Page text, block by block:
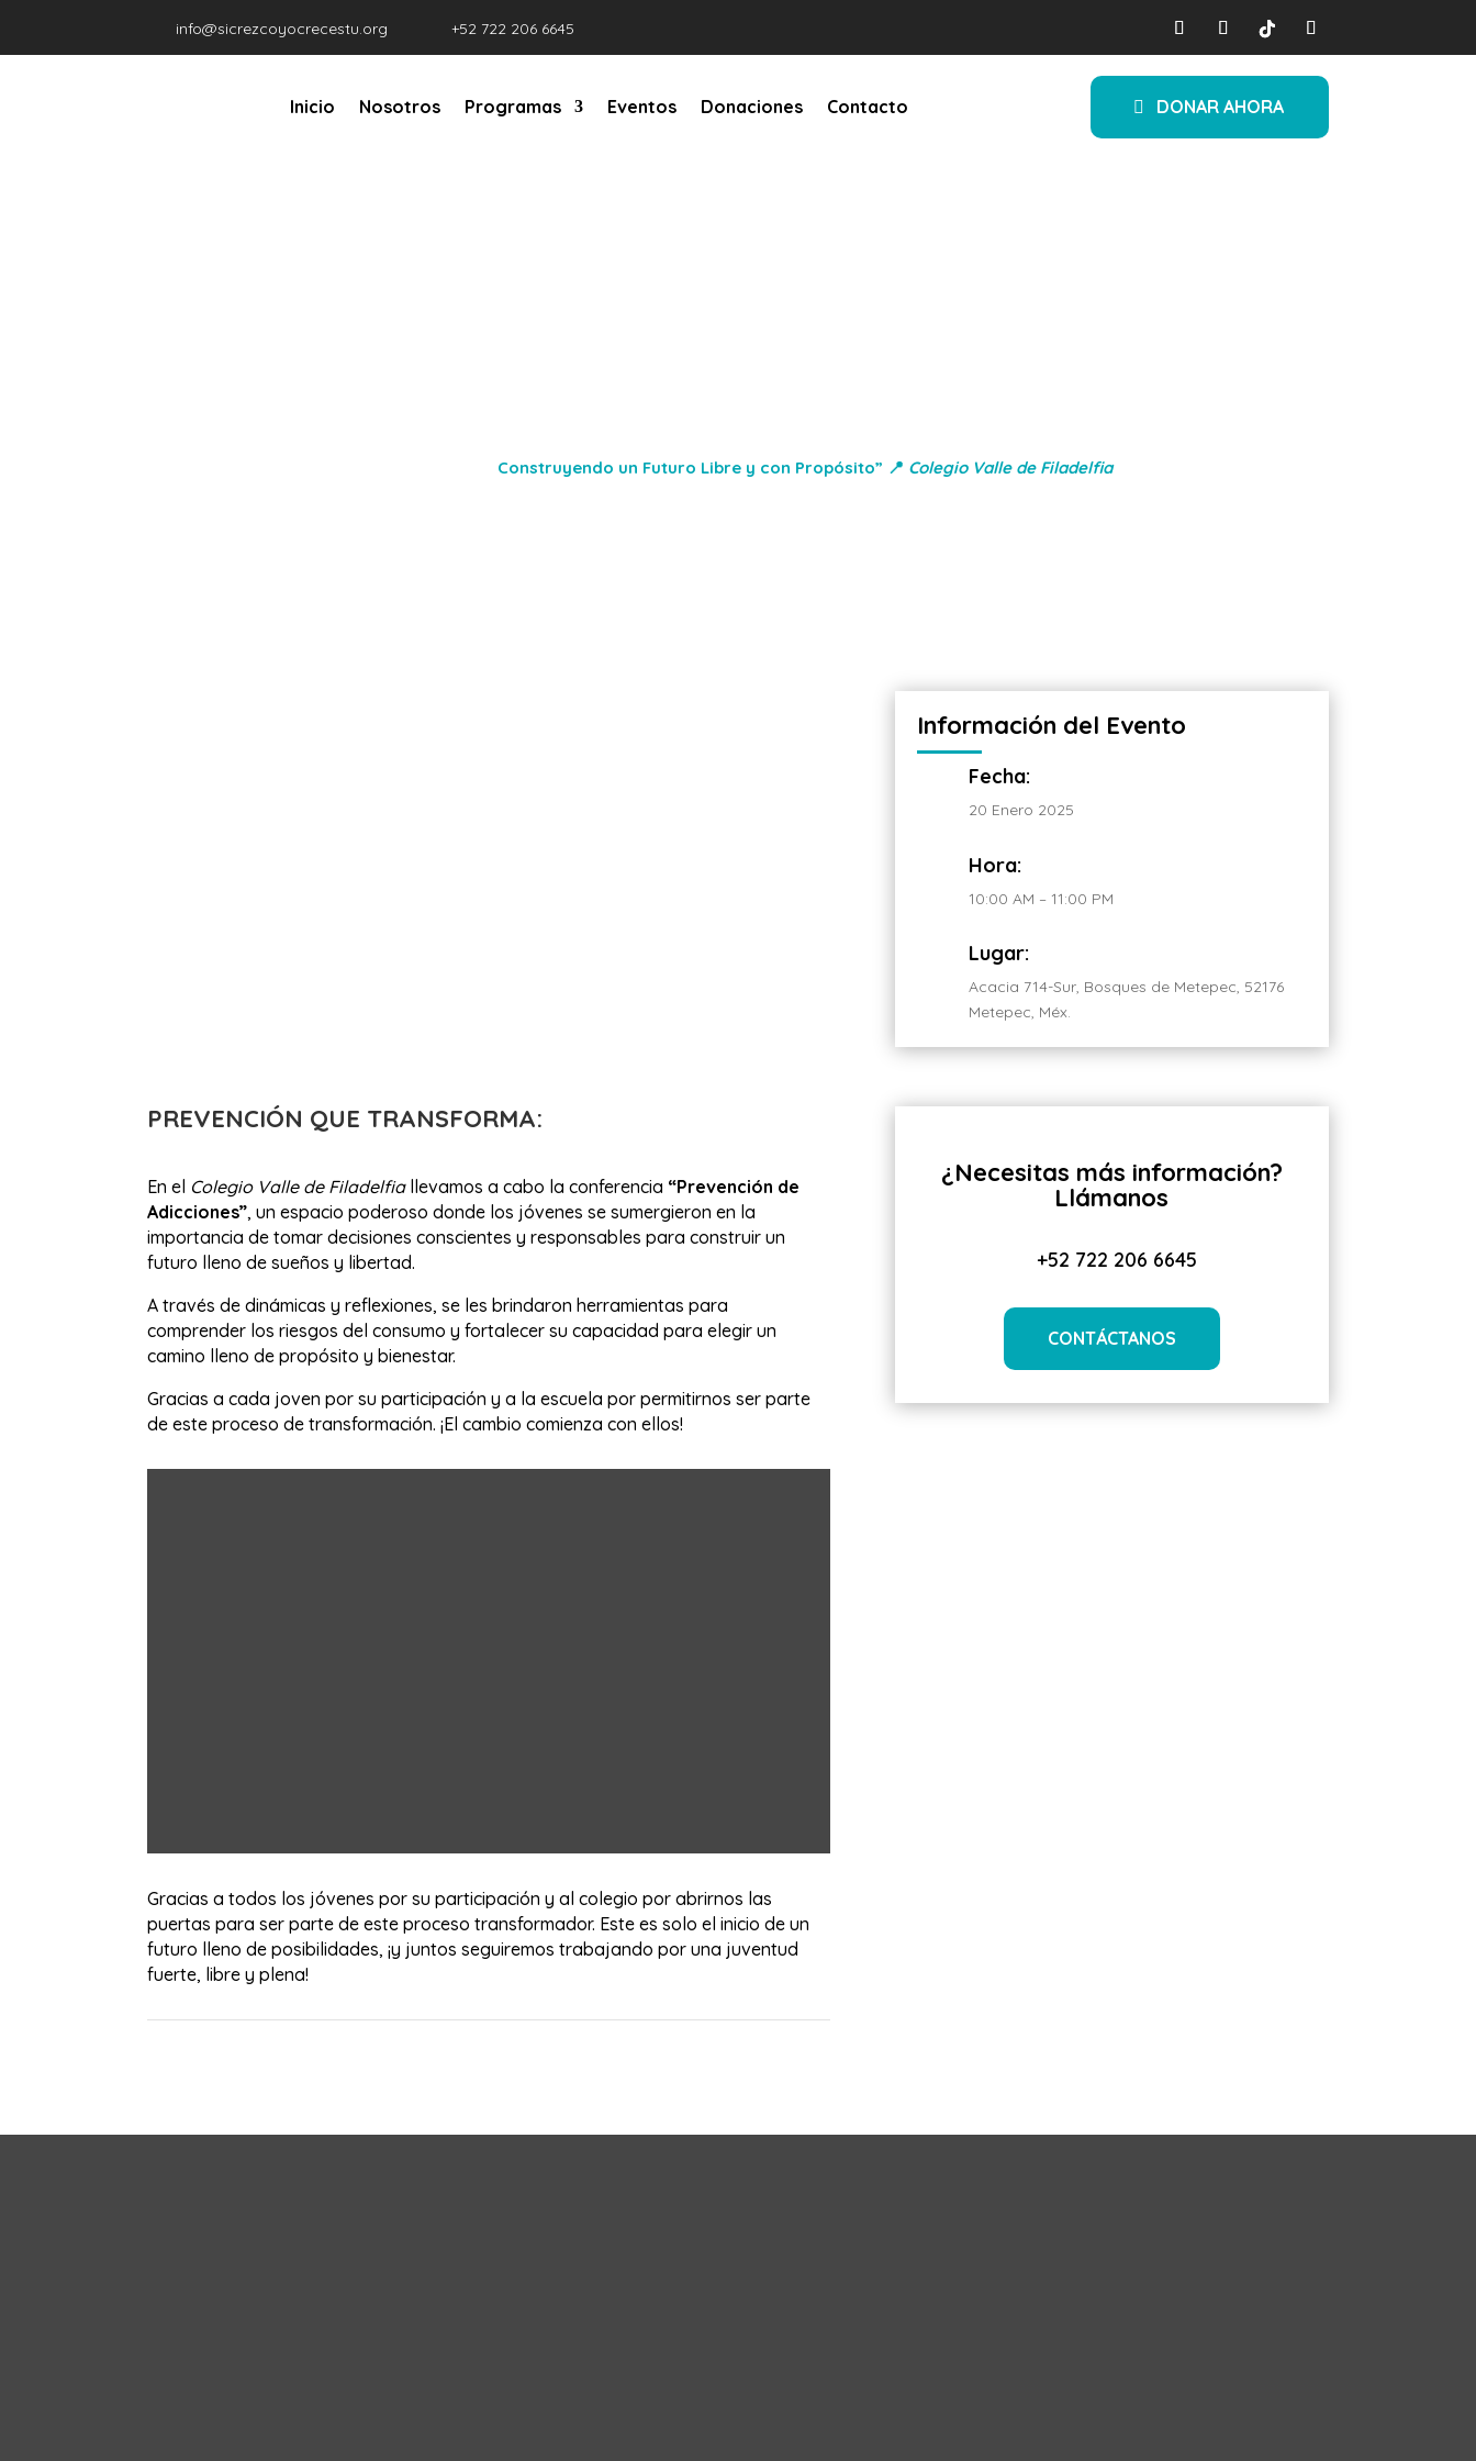
info@sicrezcoyocrecestu.org +52 722 206 6645
Inicio Nosotros Programas Eventos Donaciones Contacto DONAR AHORA
Construyendo un Futuro Libre y con Propósito” 📍 Colegio Valle de Filadelfia
Información del Evento
Fecha:
20 Enero 2025
Hora:
10:00 AM – 11:00 PM
Lugar:
Acacia 714-Sur, Bosques de Metepec, 52176
Metepec, Méx.
PREVENCIÓN QUE TRANSFORMA:
En el Colegio Valle de Filadelfiallevamos a cabo la conferencia “Prevención de
Adicciones”, un espacio poderoso donde los jóvenes se sumergieron en la
importancia de tomar decisiones conscientes y responsables para construir un
futuro lleno de sueños y libertad.
A través de dinámicas y reflexiones, se les brindaron herramientas para
comprender los riesgos del consumo y fortalecer su capacidad para elegir un
camino lleno de propósito y bienestar.
Gracias a cada joven por su participación y a la escuela por permitirnos ser parte
de este proceso de transformación. ¡El cambio comienza con ellos!
Gracias a todos los jóvenes por su participación y al colegio por abrirnos las
puertas para ser parte de este proceso transformador. Este es solo el inicio de un
futuro lleno de posibilidades, ¡y juntos seguiremos trabajando por una juventud
fuerte, libre y plena!
¿Necesitas más información?
Llámanos
+52 722 206 6645
CONTÁCTANOS